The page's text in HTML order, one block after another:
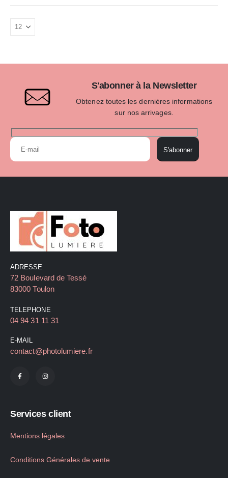
S'abonner à la Newsletter
Obtenez toutes les dernières informations
sur nos arrivages.
S'abonner
ADRESSE
72 Boulevard de Tessé
83000 Toulon
TELEPHONE
04 94 31 11 31
E-MAIL
contact@photolumiere.fr
Services client
Mentions légales
Conditions Générales de vente